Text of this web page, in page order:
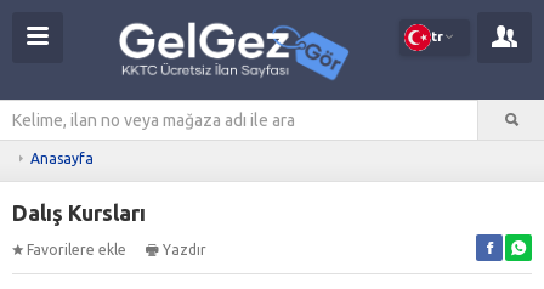
tr
Anasayfa
Dalış Kursları
Favorilere ekle Yazdır